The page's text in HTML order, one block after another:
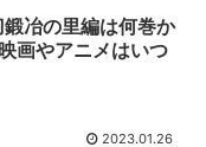
冶の里編は何巻か
画やアニメはいつ
2023.01.26